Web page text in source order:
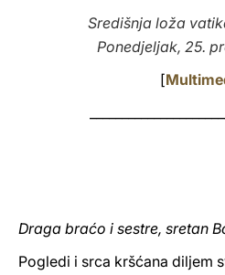
Središnja loža
Ponedjeljak, 25.
[
Draga braćo i sestre, sretan
Pogledi i srca kršćana diljem